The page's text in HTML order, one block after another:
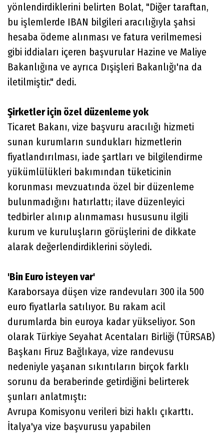
yönlendirdiklerini belirten Bolat, "Diğer taraftan,
bu işlemlerde IBAN bilgileri aracılığıyla şahsi
hesaba ödeme alınması ve fatura verilmemesi
gibi iddiaları içeren başvurular Hazine ve Maliye
Bakanlığına ve ayrıca Dışişleri Bakanlığı'na da
iletilmiştir." dedi.
Şirketler için özel düzenleme yok
Ticaret Bakanı, vize başvuru aracılığı hizmeti
sunan kurumların sundukları hizmetlerin
fiyatlandırılması, iade şartları ve bilgilendirme
yükümlülükleri bakımından tüketicinin
korunması mevzuatında özel bir düzenleme
bulunmadığını hatırlattı; ilave düzenleyici
tedbirler alınıp alınmaması hususunu ilgili
kurum ve kuruluşların görüşlerini de dikkate
alarak değerlendirdiklerini söyledi.
'Bin Euro isteyen var'
Karaborsaya düşen vize randevuları 300 ila 500
euro fiyatlarla satılıyor. Bu rakam acil
durumlarda bin euroya kadar yükseliyor. Son
olarak Türkiye Seyahat Acentaları Birliği (TÜRSAB)
Başkanı Firuz Bağlıkaya, vize randevusu
nedeniyle yaşanan sıkıntıların birçok farklı
sorunu da beraberinde getirdiğini belirterek
şunları anlatmıştı:
Avrupa Komisyonu verileri bizi haklı çıkarttı.
İtalya'ya vize başvurusu yapabilen